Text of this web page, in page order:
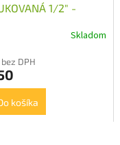
1/2" -
Skladom
DPH
košíka